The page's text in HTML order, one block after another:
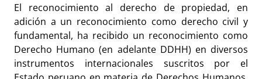
El reconocimiento al derecho de propiedad, en
adición a un reconocimiento como derecho civil y
fundamental, ha recibido un reconocimiento como
Derecho Humano (en adelante DDHH) en diversos
instrumentos internacionales suscritos por el